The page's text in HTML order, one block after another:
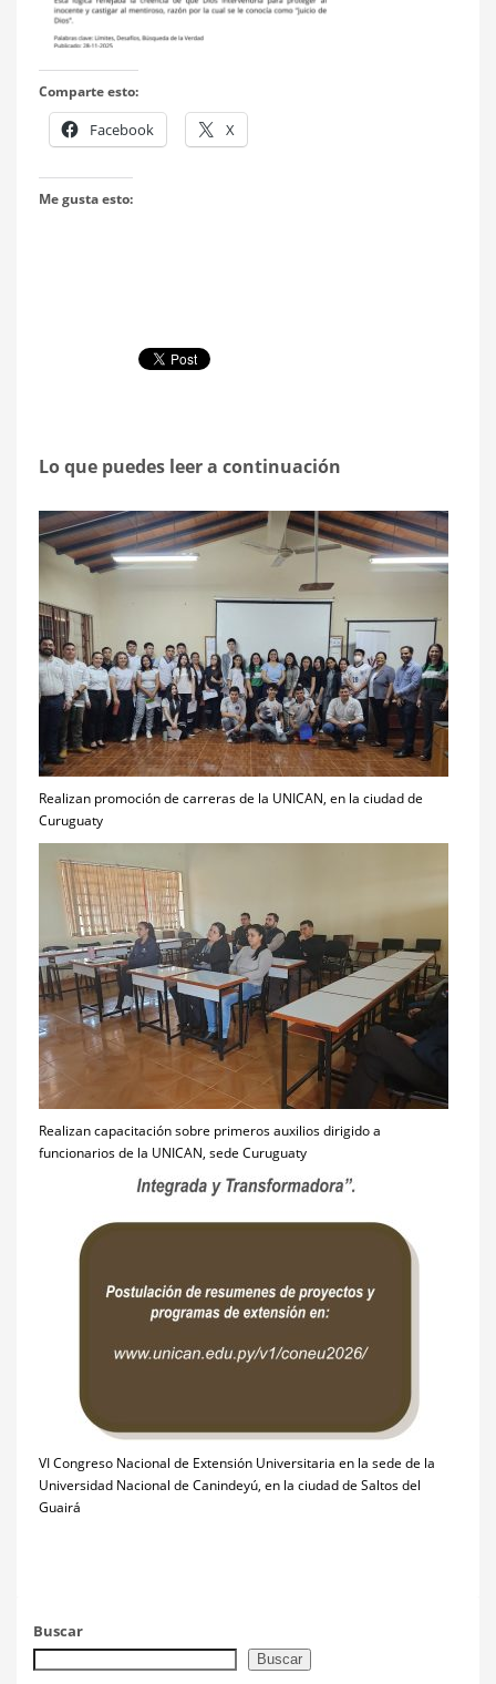
Comparte esto:
Facebook X
Me gusta esto:
Lo que puedes leer a continuación
Realizan promoción de carreras de la UNICAN, en la ciudad de
Curuguaty
Realizan capacitación sobre primeros auxilios dirigido a
funcionarios de la UNICAN, sede Curuguaty
VI Congreso Nacional de Extensión Universitaria en la sede de la
Universidad Nacional de Canindeyú, en la ciudad de Saltos del
Guairá
Buscar
Buscar